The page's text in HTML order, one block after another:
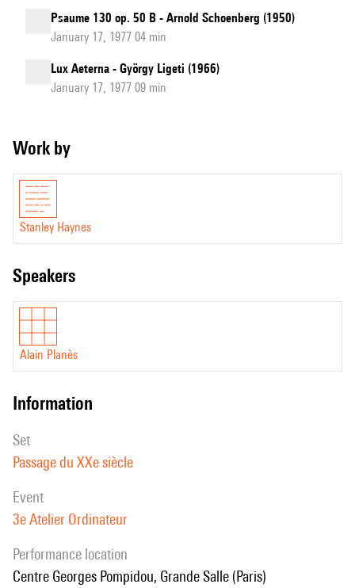
Psaume 130 op. 50 B - Arnold Schoenberg (1950)
January 17, 1977 04 min
Lux Aeterna - György Ligeti (1966)
January 17, 1977 09 min
Work by
Stanley Haynes
speakers
Alain Planès
information
set
Passage du XXe siècle
event
3e Atelier Ordinateur
performance location
Centre Georges Pompidou, Grande Salle (Paris)